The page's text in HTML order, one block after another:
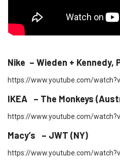
Nike – Wieden + Kennedy,
https://www.youtube.com/
IKEA – The Monkeys
https://www.youtube.com/
Macy’s – JWT (NY)
https://www.youtube.com/